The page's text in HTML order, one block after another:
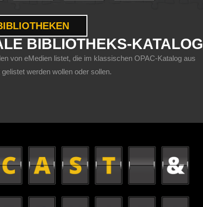
BIBLIOTHEKS-KATALOG
von eMedien listet, die im klassischen OPAC-Katalog aus
werden wollen oder sollen.